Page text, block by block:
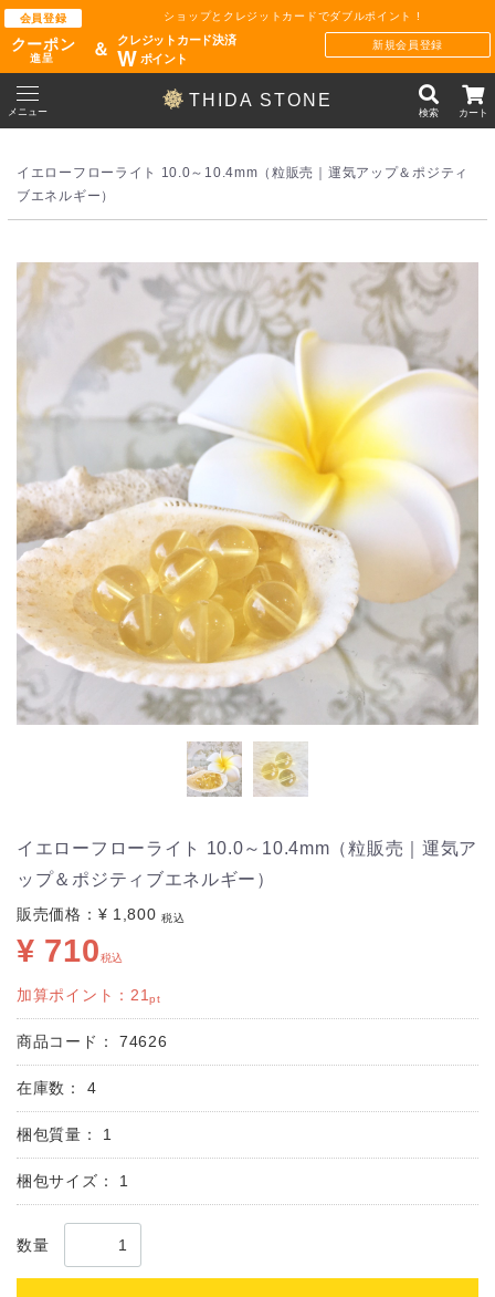
会員登録
クーポン
進呈
ショップとクレジットカードでダブルポイント !
＆
クレジットカード決済
Wポイント
新規会員登録
THIDA STONE
メニュー 検索 カート
イエローフローライト 10.0～10.4mm（粒販売｜運気アップ＆ポジティ
ブエネルギー）
イエローフローライト 10.0～10.4mm（粒販売｜運気ア
ップ＆ポジティブエネルギー）
販売価格： ¥ 1,800 税込
¥ 710税込
加算ポイント： 21pt
商品コード： 74626
在庫数： 4
梱包質量： 1
梱包サイズ： 1
数量